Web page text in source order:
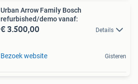
Urban Arrow Family Bosch
refurbished/demo vanaf:
€ 3.500,00 Details
Bezoek website Gisteren